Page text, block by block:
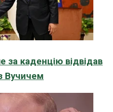
за каденцію відвідав
Вучичем